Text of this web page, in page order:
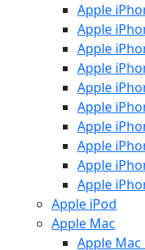
Apple
Apple
Apple
Apple
Apple
Apple
Apple
Apple
Apple
Apple
Apple iPod
Apple Mac
Apple Mac